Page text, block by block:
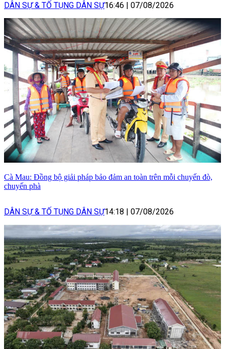
DÂN SỰ & TỐ TỤNG DÂN SỰ16:46 07/08/2026
Cà Mau: Đồng bộ giải pháp bảo đảm an toàn trên mỗi chuyến đò,
chuyến phà
DÂN SỰ & TỐ TỤNG DÂN SỰ14:18 07/08/2026